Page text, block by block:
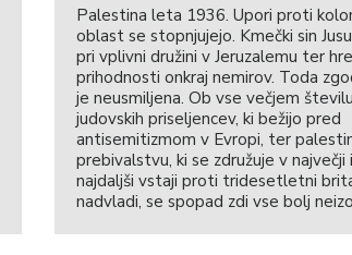
Palestina leta 1936. Upori proti
oblast se stopnjujejo. Kmečki sin
pri vplivni družini v Jeruzalemu ter
prihodnosti onkraj nemirov. Toda
je neusmiljena. Ob vse večjem številu
judovskih priseljencev, ki bežijo pred
antisemitizmom v Evropi, ter
prebivalstvu, ki se združuje v največji
najdaljši vstaji proti tridesetletni
nadvladi, se spopad zdi vse bolj